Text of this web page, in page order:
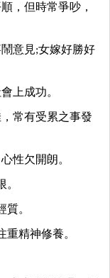
，但時常爭吵，
意見;女嫁好勝好
上成功。
常有受累之事發
性欠開朗。
質。
重精神修養。